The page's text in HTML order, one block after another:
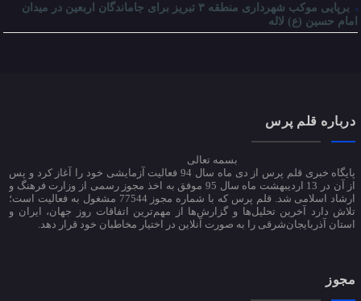
برپایی موکب شهرداری منطقه ۳ تبریز برای جاماندگان اربعین در میدان
امام حسین (ع) لاله
درباره قلم پرس
بسمه تعالی
پایگاه خبری قلم پرس از دی ماه سال 94 فعالیت آزمایشی خود را آغاز کرد و پس
از آن در 13 اردیبهشت ماه سال 95 موفق به اخذ مجوز رسمی از وزارت فرهنگ و
ارشاد اسلامی شد. قلم پرس که با شماره مجوز 77544 مشغول به فعالیت است؛
تلاش دارد آخرین تحلیل‌ها و گزارش‌ها از مهم‌ترین اتفاقات روز جهان، ایران و
استان آذربایجان‌شرقی را به صورت آنلاین در اختیار مخاطبان خود قرار دهد.
مجوز